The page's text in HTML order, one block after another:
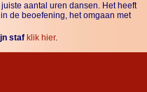
aantal uren dansen. Het heeft
de beoefening, het omgaan met
staf klik hier.